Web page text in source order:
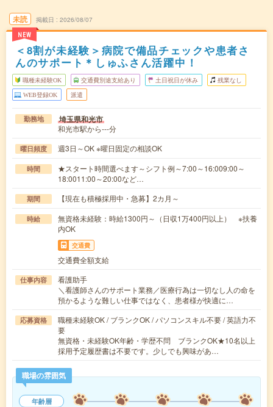
未読
NEW
掲載日 2026/08/07
＜8割が未経験＞病院で備品チェックや患者さ
んのサポート＊しゅふさん活躍中！
職種未経験OK 交通費別途支給あり 土日祝日が休み 残業なし
WEB登録OK 派遣
勤務地 埼玉県和光市
和光市駅から---分
曜日頻度 週3日～OK ※曜日固定の相談OK
時間
★スタート時間選べます～シフト例～7:00～16:009:00～
18:0011:00～20:00など…
期間 【現在も積極採用中・急募】2カ月～
時給
無資格未経験：時給1300円～（日収1万400円以上） ※扶養
内OK
交通費
交通費全額支給
仕事内容
看護助手
＼看護師さんのサポート業務／医療行為は一切なし人の命を
預かるような難しい仕事ではなく、患者様が快適に…
応募資格
職種未経験OK / ブランクOK / パソコンスキル不要 / 英語力不
要
無資格・未経験OK年齢・学歴不問 ブランクOK★10名以上
採用予定履歴書は不要です。少しでも興味があ…
職場の雰囲気
年齢層